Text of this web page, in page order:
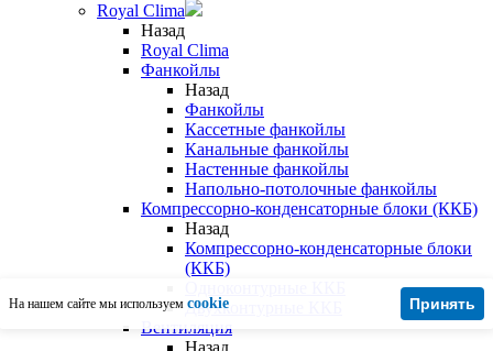
Royal Clima
Назад
Royal Clima
Фанкойлы
Назад
Фанкойлы
Кассетные фанкойлы
Канальные фанкойлы
Настенные фанкойлы
Напольно-потолочные фанкойлы
Компрессорно-конденсаторные блоки (ККБ)
Назад
Компрессорно-конденсаторные блоки
(ККБ)
Двухконтурные ККБ
Вентиляция
Назад
На нашем сайте мы используем cookie Принять